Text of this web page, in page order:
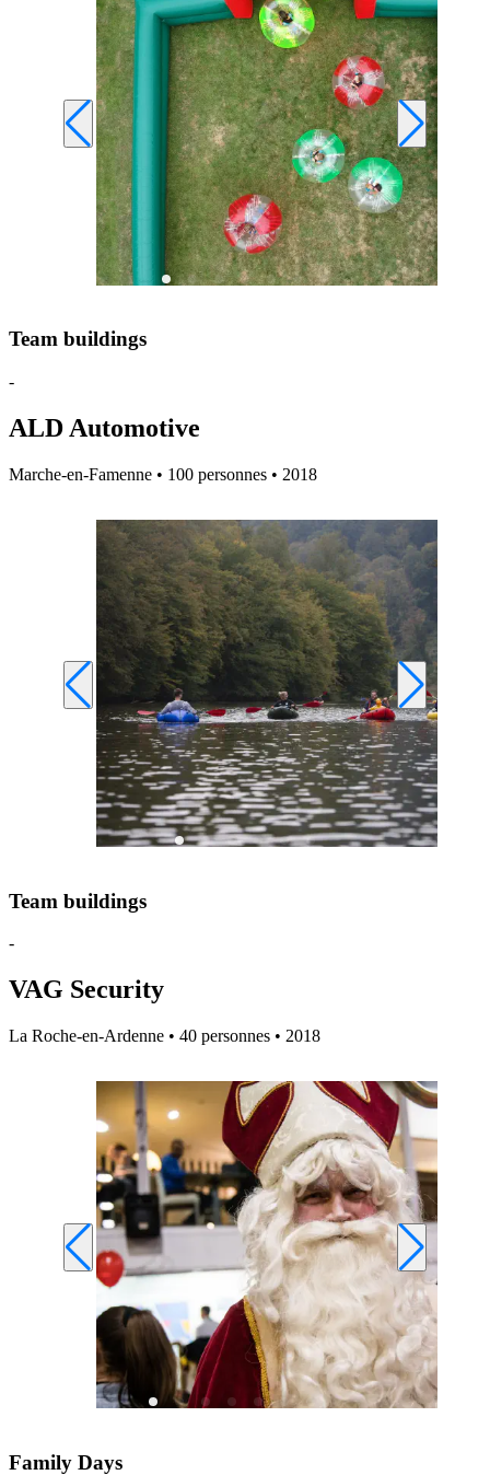
Team buildings
-
ALD Automotive
Marche-en-Famenne • 100 personnes • 2018
Team buildings
-
VAG Security
La Roche-en-Ardenne • 40 personnes • 2018
Family Days